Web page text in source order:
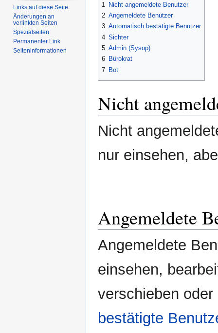
1
Nicht angemeldete Benutzer
2 Angemeldete Benutzer
3 Automatisch bestätigte Benutzer
4 Sichter
5 Admin (Sysop)
6 Bürokrat
7 Bot
Nicht
Nicht
nur einsehen,
Angemeldete
Angemeldete
einsehen,
verschieben
bestätigte
Links auf diese Seite
Änderungen an
verlinkten Seiten
Spezialseiten
Permanenter Link
Seiten­informationen